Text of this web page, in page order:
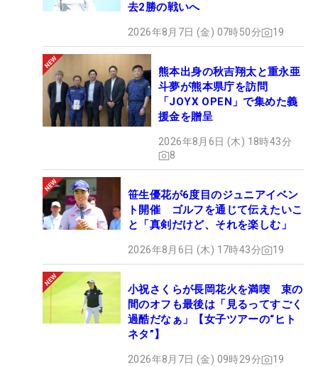
去2勝の戦いへ
2026年8月7日 (金) 07時50分 19
熊本出身の秋吉翔太と重永亜
斗夢が熊本県庁を訪問
「JOYX OPEN」で集めた義
援金を贈呈
2026年8月6日 (木) 18時43分
8
笹生優花が6度目のジュニアイベン
ト開催 ゴルフを通じて伝えたいこ
と「真剣だけど、それを楽しむ」
2026年8月6日 (木) 17時43分 19
小祝さくらが長岡花火を満喫 束の
間のオフも最後は「見るってすごく
過酷だなぁ」【女子ツアーの“ヒト
ネタ”】
2026年8月7日 (金) 09時29分 19